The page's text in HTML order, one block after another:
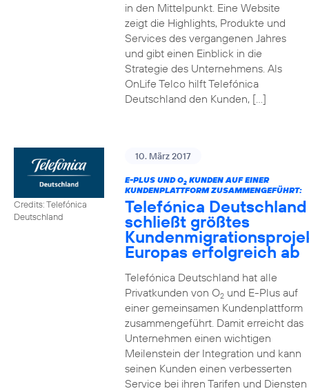
in den Mittelpunkt. Eine Website
zeigt die Highlights, Produkte und
Services des vergangenen Jahres
und gibt einen Einblick in die
Strategie des Unternehmens. Als
OnLife Telco hilft Telefónica
Deutschland den Kunden, […]
Credits: Telefónica
Deutschland
10. März 2017
E-PLUS UND O2KUNDEN AUF EINER
KUNDENPLATTFORM ZUSAMMENGEFÜHRT:
Telefónica Deutschland
schließt größtes
Europas erfolgreich ab
Telefónica Deutschland hat alle
Privatkunden von O2und E-Plus auf
einer gemeinsamen Kundenplattform
zusammengeführt. Damit erreicht das
Unternehmen einen wichtigen
Meilenstein der Integration und kann
seinen Kunden einen verbesserten
Service bei ihren Tarifen und Diensten